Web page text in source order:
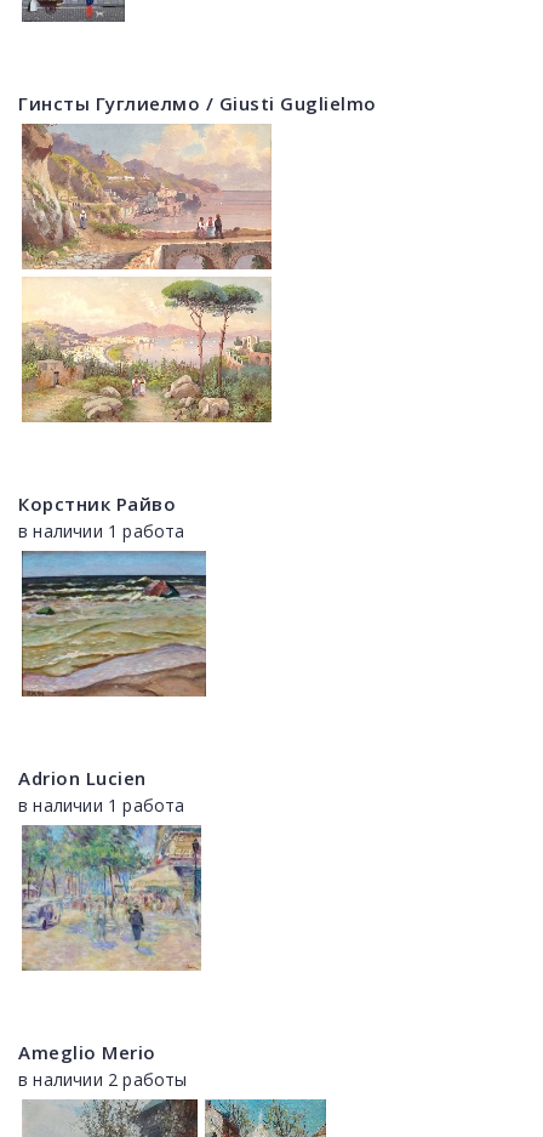
Гинсты Гуглиелмо / Giusti Guglielmo
Корстник Райво
в наличии 1 работа
Adrion Lucien
в наличии 1 работа
Ameglio Merio
в наличии 2 работы